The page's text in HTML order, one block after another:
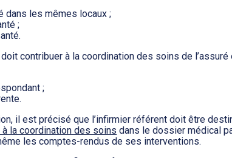
dans les mêmes locaux ;
;
contribuer à la coordination des soins de l’assuré
;
il est précisé que l’infirmier référent doit être
la coordination des soins dans le dossier médical
les comptes-rendus de ses interventions.